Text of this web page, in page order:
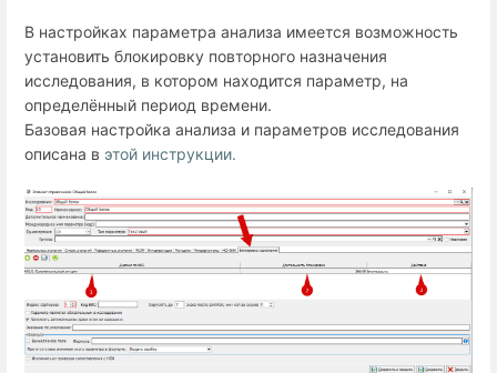
В настройках параметра анализа имеется возможность
установить блокировку повторного назначения
исследования, в котором находится параметр, на
определённый период времени.
Базовая настройка анализа и параметров исследования
описана в этой инструкции.